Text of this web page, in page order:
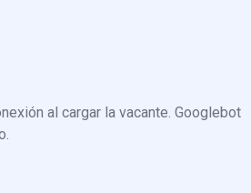
al cargar la vacante. Googlebot